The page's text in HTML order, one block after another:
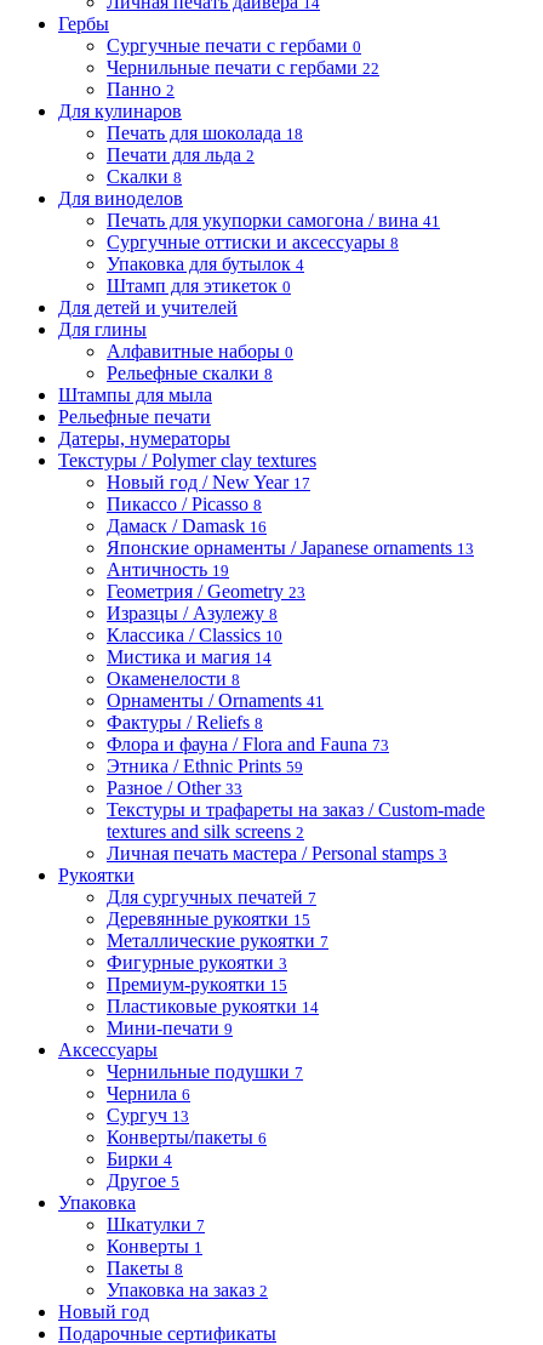
Гербы
Сургучные печати с гербами 0
Чернильные печати с гербами 22
Панно 2
Для кулинаров
Печать для шоколада 18
Печати для льда 2
Скалки 8
Для виноделов
Печать для укупорки самогона / вина 41
Сургучные оттиски и аксессуары 8
Упаковка для бутылок 4
Штамп для этикеток 0
Для детей и учителей
Для глины
Алфавитные наборы 0
Рельефные скалки 8
Штампы для мыла
Рельефные печати
Датеры, нумераторы
Текстуры / Polymer clay textures
Новый год / New Year 17
Пикассо / Picasso 8
Дамаск / Damask 16
Японские орнаменты / Japanese ornaments 13
Античность 19
Геометрия / Geometry 23
Изразцы / Азулежу 8
Классика / Classics 10
Мистика и магия 14
Окаменелости 8
Орнаменты / Ornaments 41
Фактуры / Reliefs 8
Флора и фауна / Flora and Fauna 73
Этника / Ethnic Prints 59
Разное / Other 33
Текстуры и трафареты на заказ / Custom-made
textures and silk screens 2
Личная печать мастера / Personal stamps 3
Рукоятки
Для сургучных печатей 7
Деревянные рукоятки 15
Металлические рукоятки 7
Фигурные рукоятки 3
Премиум-рукоятки 15
Пластиковые рукоятки 14
Мини-печати 9
Аксессуары
Чернильные подушки 7
Чернила 6
Сургуч 13
Конверты/пакеты 6
Бирки 4
Другое 5
Упаковка
Шкатулки 7
Конверты 1
Пакеты 8
Упаковка на заказ 2
Новый год
Подарочные сертификаты